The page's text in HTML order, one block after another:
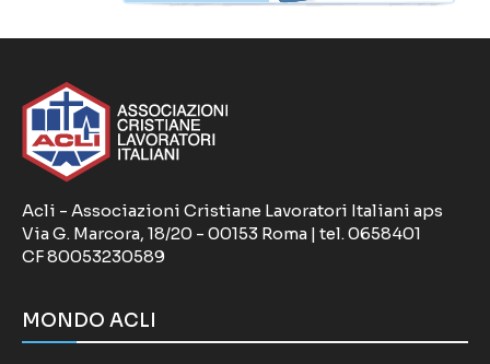
Acli - Associazioni Cristiane Lavoratori Italiani aps
Via G. Marcora, 18/20 - 00153 Roma | tel. 0658401
CF 80053230589
MONDO ACLI